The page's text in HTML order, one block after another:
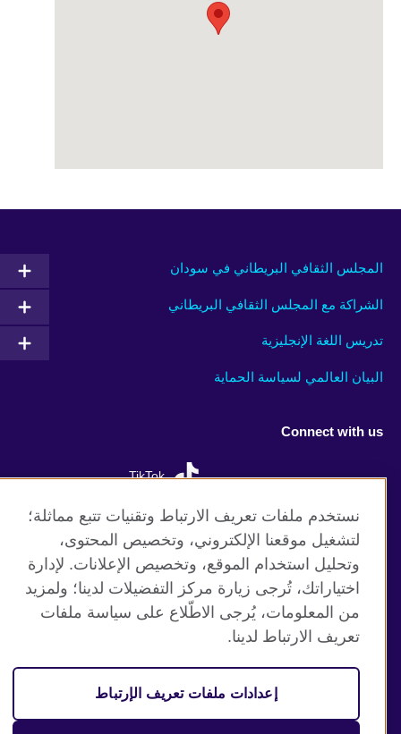
المجلس الثقافي البريطاني في سودان
الشراكة مع المجلس الثقافي البريطاني
تدريس اللغة الإنجليزية
البيان العالمي لسياسة الحماية
Connect with us
TikTok
موقع المجلس الثقافي البريطاني العالمي
الخصوصية وشروط الاستخدام
ملفات تعريف الإرتباط
خارطة الموقع
(The United Kingdom’s international organisation for cultural
نستخدم ملفات تعريف الارتباط وتقنيات تتبع مماثلة؛
لتشغيل موقعنا الإلكتروني، وتخصيص المحتوى،
وتحليل استخدام الموقع، وتخصيص الإعلانات. لإدارة
اختياراتك، تُرجى زيارة مركز التفضيلات لدينا؛ ولمزيد
من المعلومات، يُرجى الاطّلاع على سياسة ملفات
تعريف الارتباط لدينا.
إعدادات ملفات تعريف الإرتباط